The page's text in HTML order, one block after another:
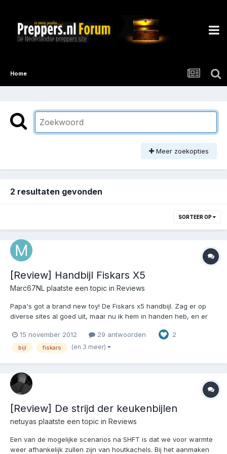
Home
Meer zoekopties
2 resultaten gevonden
SORTEER OP
[Review] Handbijl Fiskars X5
Marc67NL plaatste een topic in Reviews
Papa's got a brand new toy! De Fiskars x5 handbijl. Zag er op
diverse sites al goed uit, maar nu ik hem in handen heb, en er
geweldig stukje gereedschap. Beelden zeggen meer dan
woorden, dus kijk even van begin tot eind wat deze...
15 november 2012 29 antwoorden 2
bijl fiskars (en 3 meer)
[Review] De strijd der keukenbijlen
netuyas plaatste een topic in Reviews
Een van de mogelijke scenarios na SHFT is dat we voor warmte
weer afhankelijk zullen zijn van houtkachels. Bij het aanmaken